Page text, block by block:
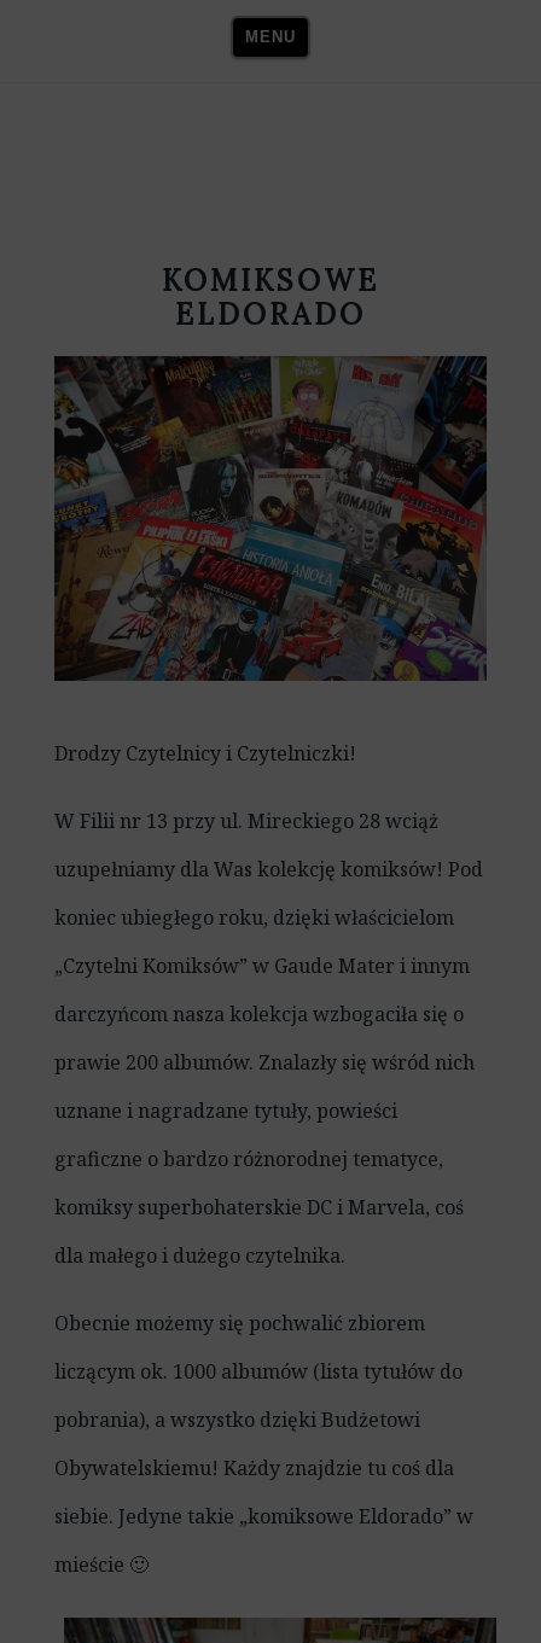
MENU
KOMIKSOWE
ELDORADO
Drodzy Czytelnicy i Czytelniczki!
W Filii nr 13 przy ul. Mireckiego 28 wciąż
uzupełniamy dla Was kolekcję komiksów! Pod
koniec ubiegłego roku, dzięki właścicielom
„Czytelni Komiksów” w Gaude Mater i innym
darczyńcom nasza kolekcja wzbogaciła się o
prawie 200 albumów. Znalazły się wśród nich
uznane i nagradzane tytuły, powieści
graficzne o bardzo różnorodnej tematyce,
komiksy superbohaterskie DC i Marvela, coś
dla małego i dużego czytelnika.
Obecnie możemy się pochwalić zbiorem
liczącym ok. 1000 albumów (lista tytułów do
pobrania), a wszystko dzięki Budżetowi
Obywatelskiemu! Każdy znajdzie tu coś dla
siebie. Jedyne takie „komiksowe Eldorado” w
mieście 🙂